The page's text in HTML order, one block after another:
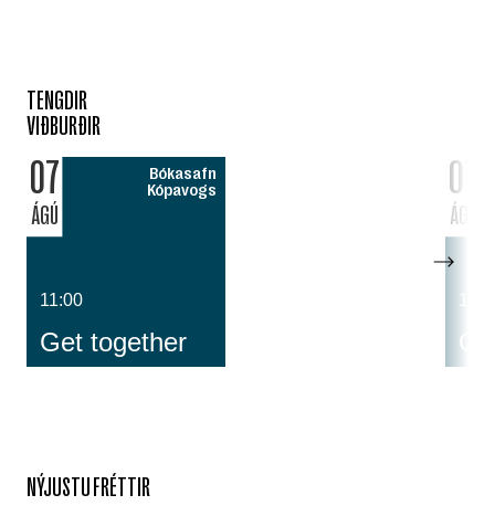
TENGDIR
VIÐBURÐIR
07
ÁGÚ
Bókasafn
Kópavogs
11:00
Get together
07
ÁGÚ
NÝJUSTU FRÉTTIR